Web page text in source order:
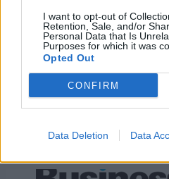
I want to opt-out of
Retention, Sale, and/or
Personal Data that Is
Purposes for which it was
Opted Out
CONFIRM
Data Deletion Data
Όμιλος ΔΕΗ: Νέα συμφωνία για
GW σε Πολωνία και Ουγγαρία
South Ring Mall έναντι 49,35
εκατ. ευρώ